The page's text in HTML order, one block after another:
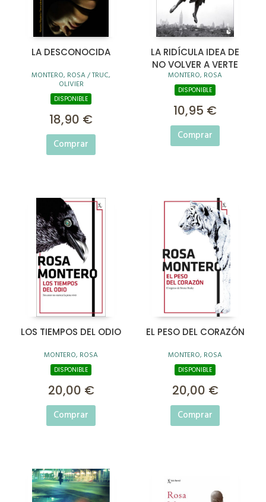
LA DESCONOCIDA
MONTERO, ROSA / TRUC,
OLIVIER
DISPONIBLE
18,90 €
Comprar
LA RIDÍCULA IDEA DE
NO VOLVER A VERTE
MONTERO, ROSA
DISPONIBLE
10,95 €
Comprar
LOS TIEMPOS DEL ODIO
MONTERO, ROSA
DISPONIBLE
20,00 €
Comprar
EL PESO DEL CORAZÓN
MONTERO, ROSA
DISPONIBLE
20,00 €
Comprar